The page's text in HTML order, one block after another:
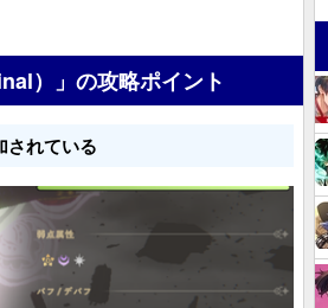
）」の攻略ポイント
されている